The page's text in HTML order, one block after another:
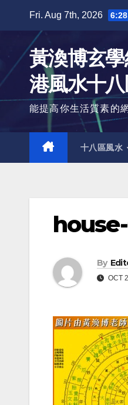
content
Fri. Aug 7th, 2026
黃渙博玄
港風水十
能提高你生活質素的
十八區風水
By
OCT